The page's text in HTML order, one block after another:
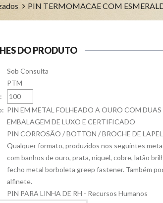
PIN TERMOMACAE COM
DO PRODUTO
Sob Consulta
PTM
PIN EM METAL FOLHEADO A OURO COM
EMBALAGEM DE LUXO E CERTIFICADO
PIN CORROSÃO / BOTTON / BROCHE DE
Qualquer formato, produzidos nos seguintes
com banhos de ouro, prata, níquel, cobre, latão
fecho metal borboleta greep fastener. Também
alfinete.
PIN PARA LINHA DE RH - Recursos Humanos